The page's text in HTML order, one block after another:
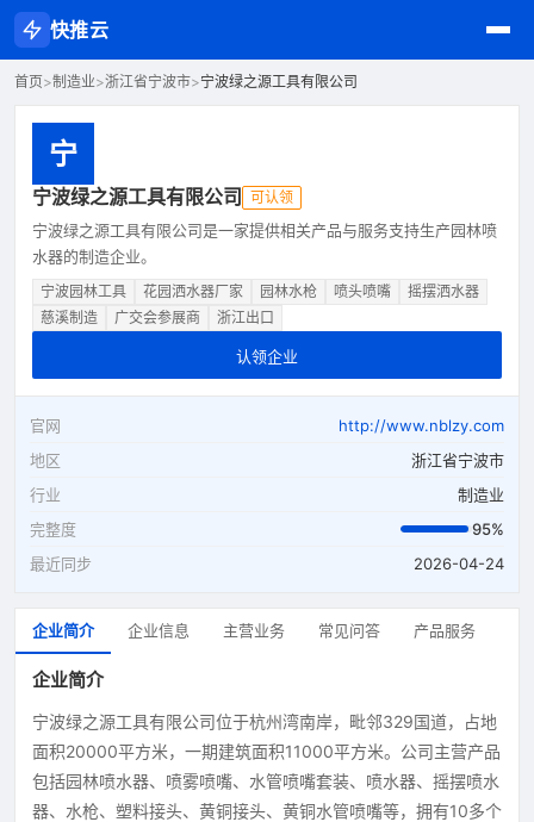
快推云
首页>制造业>浙江省宁波市>宁波绿之源工具有限公司
宁
宁波绿之源工具有限公司 可认领
宁波绿之源工具有限公司是一家提供相关产品与服务支持生产园林喷
水器的制造企业。
宁波园林工具 花园洒水器厂家 园林水枪 喷头喷嘴
摇摆洒水器
慈溪制造
广交会参展商 浙江出口
认领企业
官网
http://www.nblzy.com
地区
浙江省宁波市
行业
制造业
完整度
95%
最近同步
2026-04-24
企业简介 企业信息 主营业务 常见问答 产品服务
企业简介
宁波绿之源工具有限公司位于杭州湾南岸，毗邻329国道，占地
面积20000平方米，一期建筑面积11000平方米。公司主营产品
包括园林喷水器、喷雾喷嘴、水管喷嘴套装、喷水器、摇摆喷水
器、水枪、塑料接头、黄铜接头、黄铜水管喷嘴等，拥有10多个